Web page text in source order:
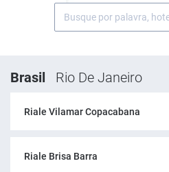
Brasil Rio De Janeiro
Riale Vilamar Copacabana
Riale Brisa Barra